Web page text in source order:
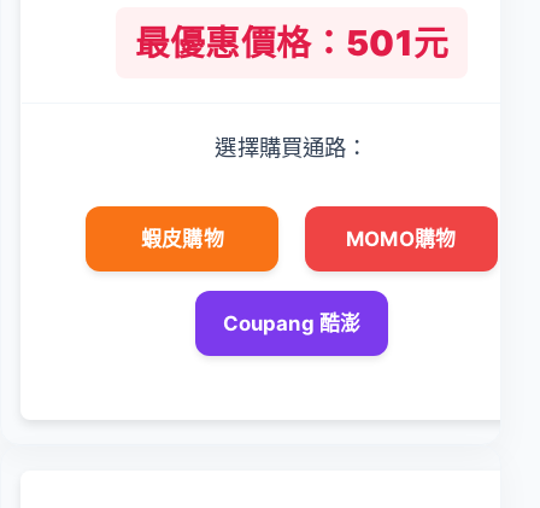
最優惠價格：501元
選擇購買通路：
蝦皮購物 MOMO購物
Coupang 酷澎